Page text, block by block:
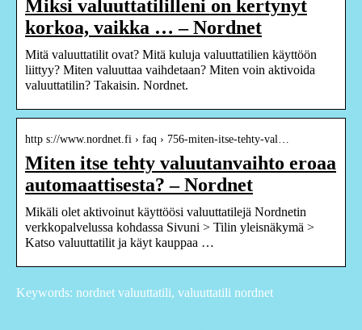
Miksi valuuttatililleni on kertynyt
korkoa, vaikka … – Nordnet
Mitä valuuttatilit ovat? Mitä kuluja valuuttatilien käyttöön
liittyy? Miten valuuttaa vaihdetaan? Miten voin aktivoida
valuuttatilin? Takaisin. Nordnet.
http s://www.nordnet.fi › faq › 756-miten-itse-tehty-val…
Miten itse tehty valuutanvaihto eroaa
automaattisesta? – Nordnet
Mikäli olet aktivoinut käyttöösi valuuttatilejä Nordnetin
verkkopalvelussa kohdassa Sivuni > Tilin yleisnäkymä >
Katso valuuttatilit ja käyt kauppaa …
Keywords: nordnet valuuttatili, valuuttatili nordnet